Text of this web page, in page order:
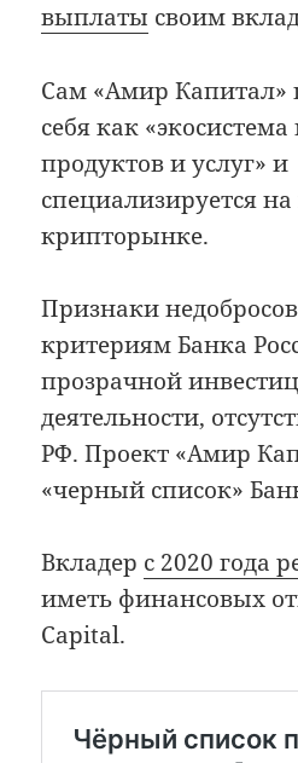
выплаты своим
Сам «Амир Капитал»
себя как
продуктов и услуг» и
специализируется
крипторынке.
Признаки
критериям Банка
прозрачной
деятельности,
РФ. Проект «Амир
«черный список»
Вкладер с 2020 года
иметь финансовых
Capital.